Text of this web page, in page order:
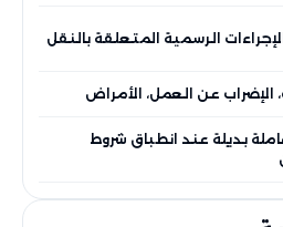
الرسمية المتعلقة بالنقل
الإضراب عن العمل، الأمراض
بديلة عند انطباق شروط